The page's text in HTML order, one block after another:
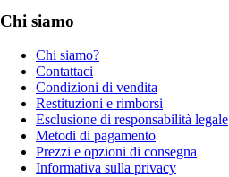
Chi siamo
Chi siamo?
Contattaci
Condizioni di vendita
Restituzioni e rimborsi
Esclusione di responsabilità legale
Metodi di pagamento
Prezzi e opzioni di consegna
Informativa sulla privacy